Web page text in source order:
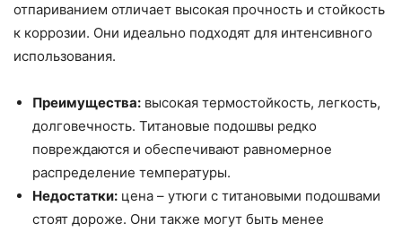
отпариванием отличает высокая прочность и стойкость
к коррозии. Они идеально подходят для интенсивного
использования.
Преимущества: высокая термостойкость, легкость,
долговечность. Титановые подошвы редко
повреждаются и обеспечивают равномерное
распределение температуры.
Недостатки: цена – утюги с титановыми подошвами
стоят дороже. Они также могут быть менее